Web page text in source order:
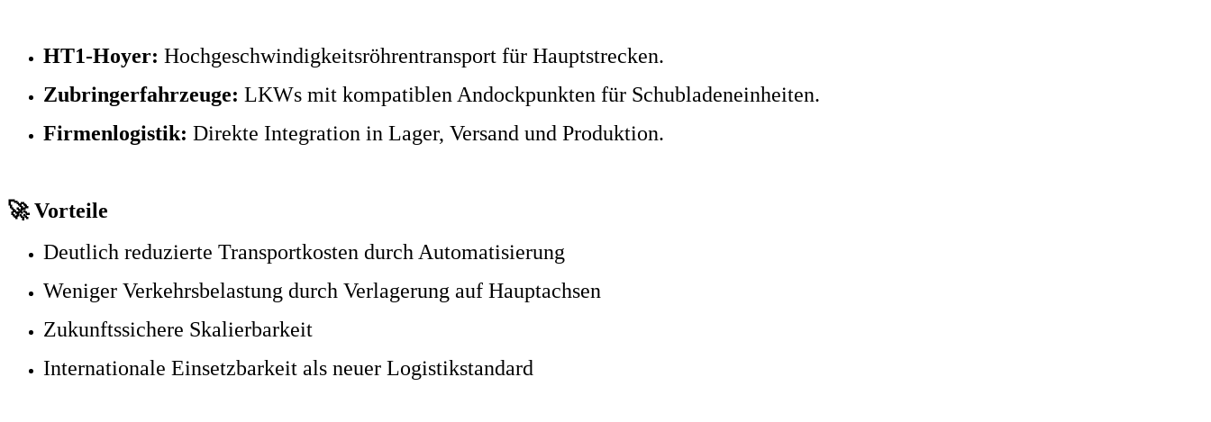
HT1-Hoyer: Hochgeschwindigkeitsröhrentransport für Hauptstrecken.
Zubringerfahrzeuge: LKWs mit kompatiblen Andockpunkten für Schubladeneinheiten.
Firmenlogistik: Direkte Integration in Lager, Versand und Produktion.
🚀 Vorteile
Deutlich reduzierte Transportkosten durch Automatisierung
Weniger Verkehrsbelastung durch Verlagerung auf Hauptachsen
Zukunftssichere Skalierbarkeit
Internationale Einsetzbarkeit als neuer Logistikstandard